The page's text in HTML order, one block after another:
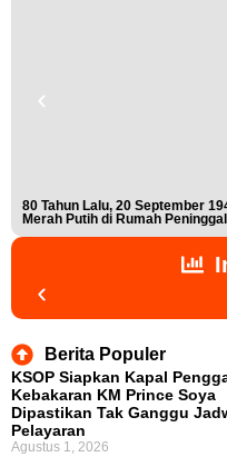
Berita Populer
KSOP Siapkan Kapal
Kebakaran KM Prince Soya
Dipastikan Tak Ganggu
Pelayaran
Agustus 1, 2026
80 Tahun Lalu, 20 September
Merah Putih di Rumah